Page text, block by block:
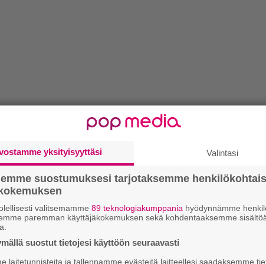
yksityisyyttäsi Valintasi
suostumuksesi tarjotaksemme
valitsemamme 89 teknologiakumppania hyödynnämme
paremman käyttäjäkokemuksen sekä kohdentaaksemme
suostut tietojesi käyttöön seuraavasti
laitetunnisteita ja tallennamme evästeitä laitteellesi saadaksemme